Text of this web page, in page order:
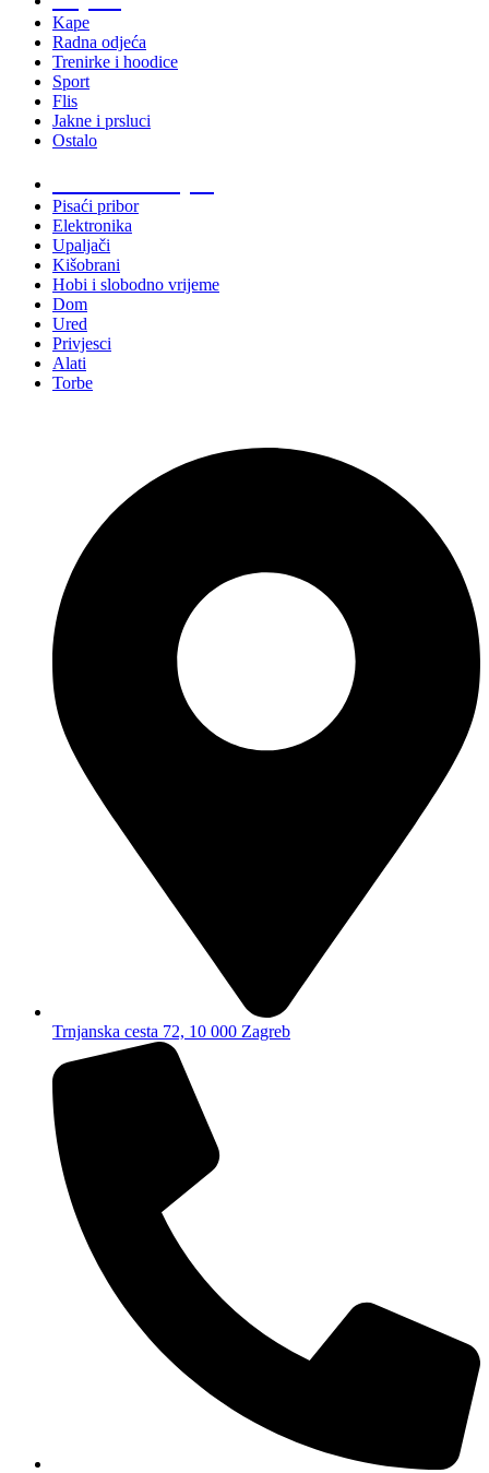
Kape
Radna odjeća
Trenirke i hoodice
Sport
Flis
Jakne i prsluci
Ostalo
Pisaći pribor
Elektronika
Upaljači
Kišobrani
Hobi i slobodno vrijeme
Dom
Ured
Privjesci
Alati
Torbe
Trnjanska cesta 72, 10 000 Zagreb